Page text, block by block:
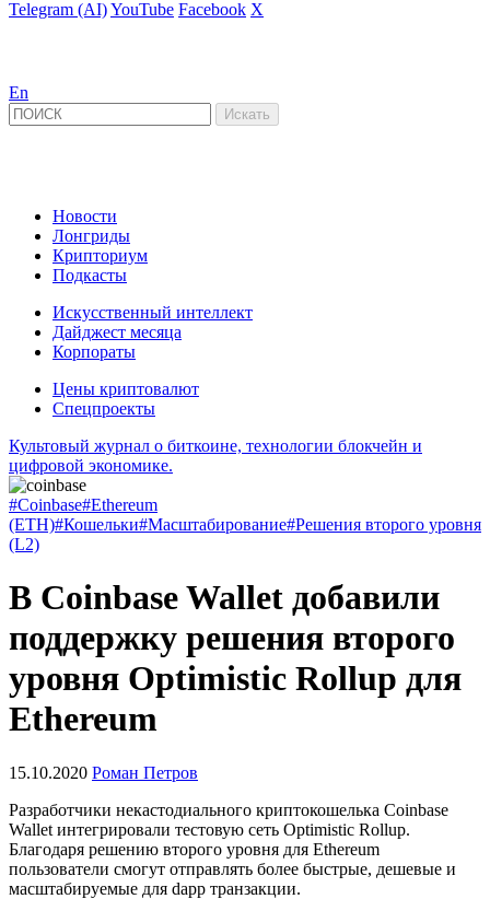
Telegram (AI)YouTube Facebook X
En
Новости
Лонгриды
Крипториум
Подкасты
Искусственный интеллект
Дайджест месяца
Корпораты
Цены криптовалют
Спецпроекты
Культовый журнал о биткоине, технологии блокчейн и
цифровой экономике.
#Coinbase#Ethereum
(ETH)#Кошельки#Масштабирование#Решения второго уровня
(L2)
В Coinbase Wallet добавили
поддержку решения второго
уровня Optimistic Rollup для
Ethereum
15.10.2020 Роман Петров
Разработчики некастодиального криптокошелька Coinbase
Wallet интегрировали тестовую сеть Optimistic Rollup.
Благодаря решению второго уровня для Ethereum
пользователи смогут отправлять более быстрые, дешевые и
масштабируемые для dapp транзакции.